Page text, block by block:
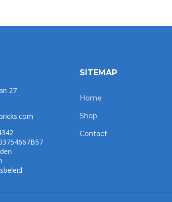
27
SITEMAP
Home
Shop
Contact